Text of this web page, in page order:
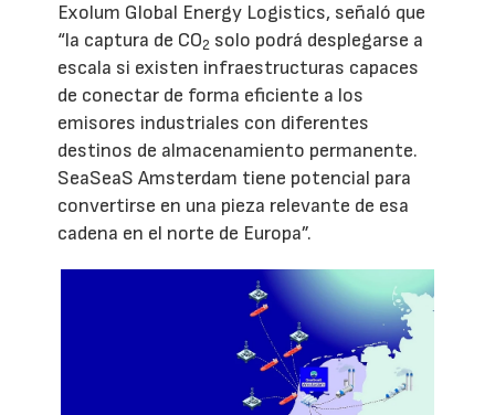
Exolum Global Energy Logistics, señaló que
“la captura de CO2 solo podrá desplegarse a
escala si existen infraestructuras capaces
de conectar de forma eficiente a los
emisores industriales con diferentes
destinos de almacenamiento permanente.
SeaSeaS Amsterdam tiene potencial para
convertirse en una pieza relevante de esa
cadena en el norte de Europa”.